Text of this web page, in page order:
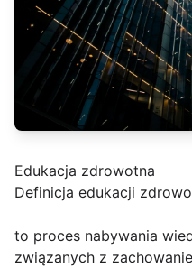
Edukacja zdrowotna
Definicja edukacji
to proces nabywania
związanych z